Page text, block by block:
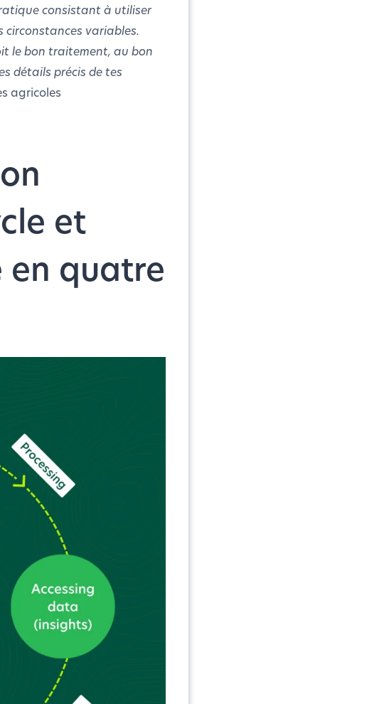
consistant à utiliser
circonstances variables.
le bon traitement, au bon
détails précis de tes
agricoles
et
en quatre